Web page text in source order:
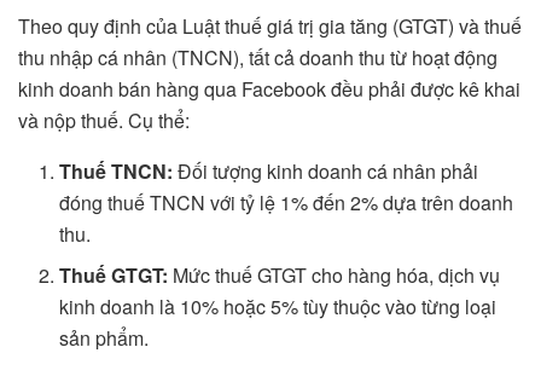
Theo quy định của Luật thuế giá trị gia tăng (GTGT) và thuế
thu nhập cá nhân (TNCN), tất cả doanh thu từ hoạt động
kinh doanh bán hàng qua Facebook đều phải được kê khai
và nộp thuế. Cụ thể:
Thuế TNCN: Đối tượng kinh doanh cá nhân phải
đóng thuế TNCN với tỷ lệ 1% đến 2% dựa trên doanh
thu.
Thuế GTGT: Mức thuế GTGT cho hàng hóa, dịch vụ
kinh doanh là 10% hoặc 5% tùy thuộc vào từng loại
sản phẩm.